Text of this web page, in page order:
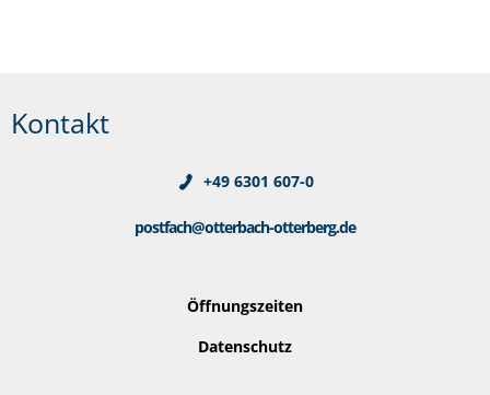
Kontakt
+49 6301 607-0
postfach@otterbach-otterberg.de
Öffnungszeiten
Datenschutz